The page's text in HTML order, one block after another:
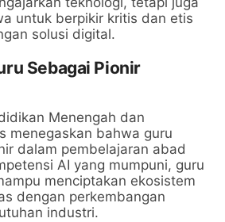
untuk berpikir kritis dan etis
solusi digital.
Sebagai Pionir
Menengah dan
menegaskan bahwa guru
dalam pembelajaran abad
AI yang mumpuni, guru
menciptakan ekosistem
dengan perkembangan
industri.